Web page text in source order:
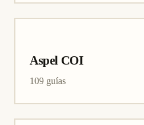
Aspel COI
109 guías